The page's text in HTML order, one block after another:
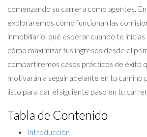
comenzando su carrera como agentes.
exploraremos cómo funcionan las
inmobiliario, qué esperar cuando te
cómo maximizar tus ingresos desde el
compartiremos casos prácticos de éxito
motivarán a seguir adelante en tu camino
listo para dar el siguiente paso en tu
Tabla de Contenido
Introducción